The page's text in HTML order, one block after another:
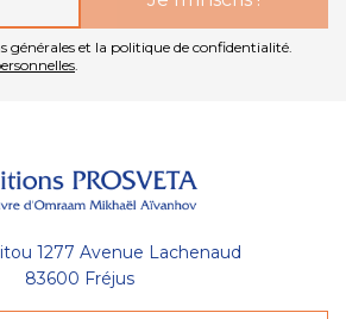
générales et la politique de confidentialité.
.
1277 Avenue Lachenaud
83600 Fréjus